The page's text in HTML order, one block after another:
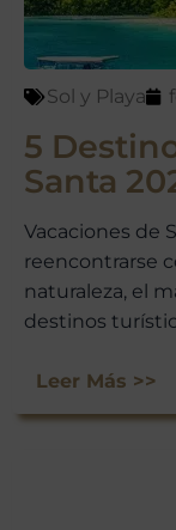
Sol y Playa
5
Santa
Vacaciones de
reencontrarse
naturaleza, el
destinos
Leer Más >>
No